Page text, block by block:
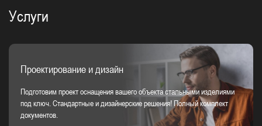
Услуги
Проектирование и дизайн
Подготовим проект оснащения вашего объекта стальными изделиями
под ключ. Стандартные и дизайнерские решения! Полный комплект
документов.